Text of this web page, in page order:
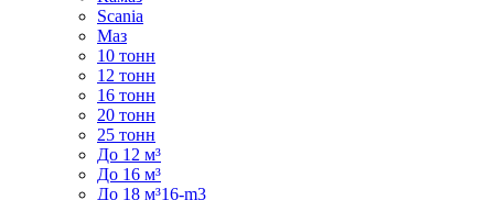
Scania
Маз
10 тонн
12 тонн
16 тонн
20 тонн
25 тонн
До 12 м³
До 16 м³
До 18 м³16-m3